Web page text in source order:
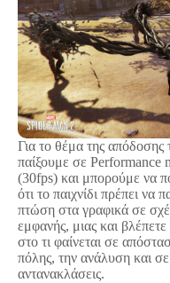
Για το θέμα της απόδοσης
παίξουμε σε Performance
(30fps) και μπορούμε να
ότι το παιχνίδι πρέπει να
πτώση στα γραφικά σε
εμφανής, μιας και
στο τι φαίνεται σε
πόλης, την ανάλυση και
αντανακλάσεις.